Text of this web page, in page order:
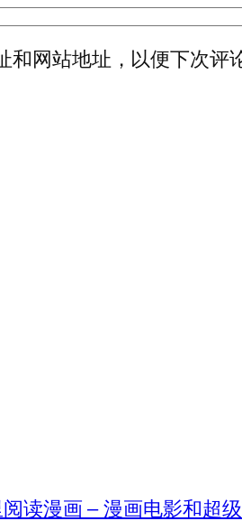
网站地址，以便下次评
读漫画 – 漫画电影和超